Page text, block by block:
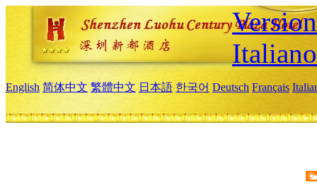
Italiano
English 简体中文 繁體中文 日本語 한국어 Deutsch Français